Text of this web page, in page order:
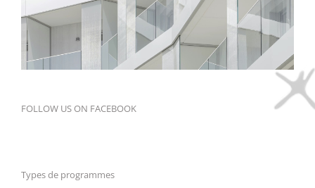
FOLLOW US ON FACEBOOK
Types de programmes